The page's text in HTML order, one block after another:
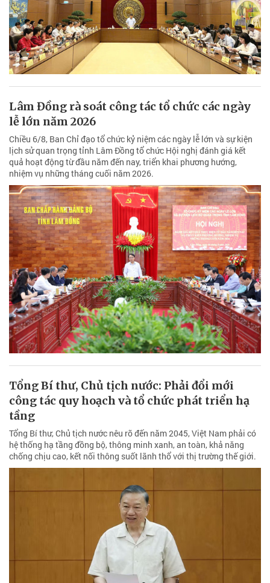
Lâm Đồng rà soát công tác tổ chức các ngày
lễ lớn năm 2026
Chiều 6/8, Ban Chỉ đạo tổ chức kỷ niệm các ngày lễ lớn và sự kiện
lịch sử quan trọng tỉnh Lâm Đồng tổ chức Hội nghị đánh giá kết
quả hoạt động từ đầu năm đến nay, triển khai phương hướng,
nhiệm vụ những tháng cuối năm 2026.
Tổng Bí thư, Chủ tịch nước: Phải đổi mới
công tác quy hoạch và tổ chức phát triển hạ
tầng
Tổng Bí thư, Chủ tịch nước nêu rõ đến năm 2045, Việt Nam phải có
hệ thống hạ tầng đồng bộ, thông minh xanh, an toàn, khả năng
chống chịu cao, kết nối thông suốt lãnh thổ với thị trường thế giới.